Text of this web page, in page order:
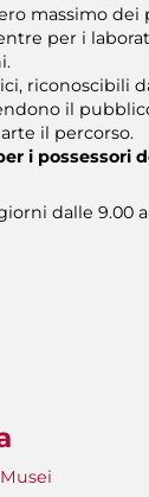
massimo
per i
riconoscibili
il
il percorso.
i possessori
dalle 9.00